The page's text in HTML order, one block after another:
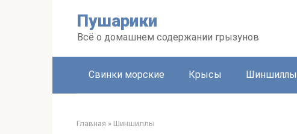
Пушарики
Всё о домашнем содержании грызунов
Свинки морские Крысы Шиншиллы
Главная » Шиншиллы